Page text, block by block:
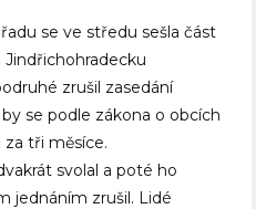
se ve středu sešla část
zrušil zasedání
se podle zákona o obcích
tři měsíce.
svolal a poté ho
jednáním zrušil. Lidé